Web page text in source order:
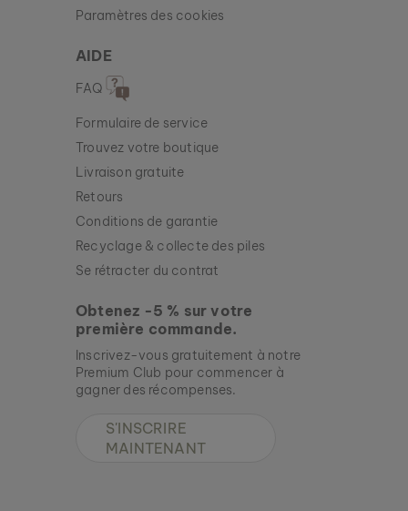
BOUCLES D’OREILLES MIDSOMMAR
89 €
Paramètres des cookies
AIDE
FAQ
Formulaire de service
Trouvez votre boutique
Livraison gratuite
Retours
Conditions de garantie
Recyclage & collecte des piles
Se rétracter du contrat
Obtenez -5 % sur votre
première commande.
Inscrivez-vous gratuitement à notre
Premium Club pour commencer à
gagner des récompenses.
S'INSCRIRE
MAINTENANT